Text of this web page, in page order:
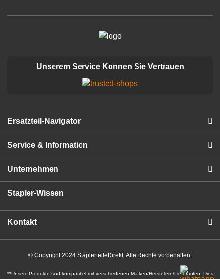
Unserem Service Konnen Sie Vertrauen
Ersatzteil-Navigator
Service & Information
Unternehmen
Stapler-Wissen
Kontakt
© Copyright 2024 StaplerteileDirekt. Alle Rechte vorbehalten.
**Unsere Produkte sind kompatibel mit verschiedenen Marken/Herstellern/Lieferanten. Dies